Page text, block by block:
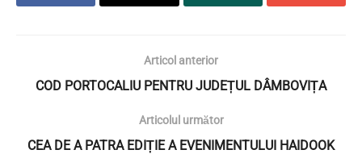
Articol anterior
COD PORTOCALIU PENTRU JUDEȚUL DÂMBOVIȚA
Articolul următor
CEA DE A PATRA EDIȚIE A EVENIMENTULUI HAIDOOK